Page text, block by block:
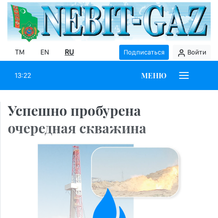
TM EN RU Подписаться Войти
13:22 МЕНЮ
Успешно пробурена
очередная скважина